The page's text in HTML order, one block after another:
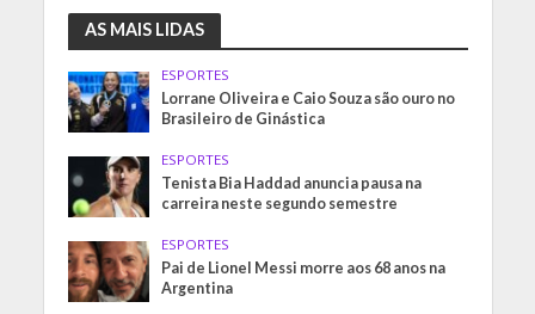
AS MAIS LIDAS
ESPORTES
Lorrane Oliveira e Caio Souza são ouro no
Brasileiro de Ginástica
ESPORTES
Tenista Bia Haddad anuncia pausa na
carreira neste segundo semestre
ESPORTES
Pai de Lionel Messi morre aos 68 anos na
Argentina